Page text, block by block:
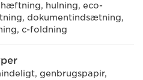
hulning, eco-
dokumentindsætning,
c-foldning
genbrugspapir,